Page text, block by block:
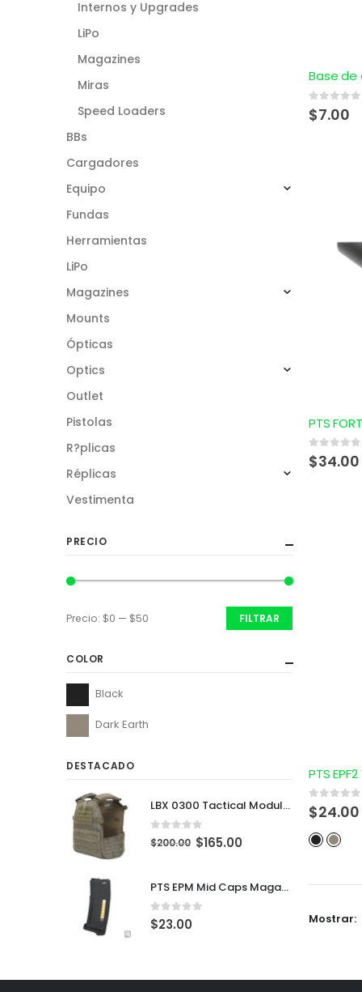
0out of 5
$7.00
0out of 5
$34.00
0out of 5
$24.00
Mostrar:
Internos y Upgrades
LiPo
Magazines
Miras
Speed Loaders
BBs
Cargadores
Equipo
Fundas
Herramientas
LiPo
Magazines
Mounts
Ópticas
Optics
Outlet
Pistolas
R?plicas
Réplicas
Vestimenta
PRECIO
FILTRAR
Precio: $0 — $50
COLOR
Black
Dark Earth
DESTACADO
LBX 0300 Tactical Modular Plate Carrier
0 out of 5
$200.00 $165.00
PTS EPM Mid Caps Magazine
0out of 5
$23.00